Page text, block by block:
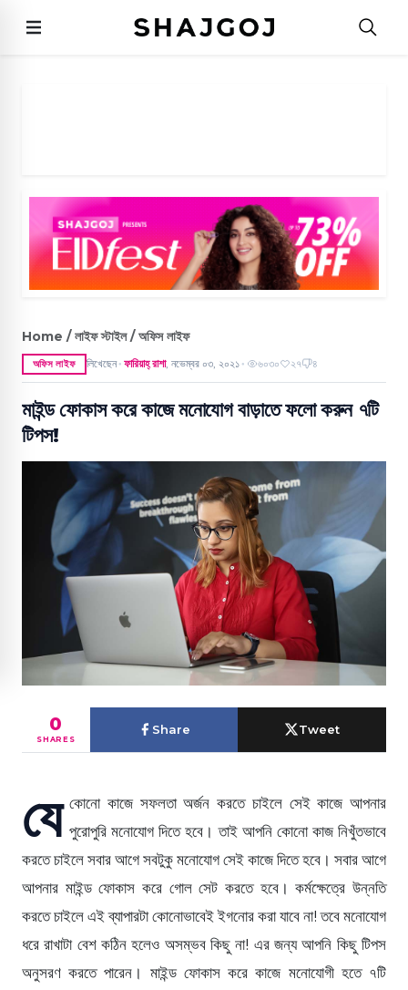
Home / লাইফ স্টাইল / অফিস লাইফ
অফিস লাইফ লিখেছেন ● ফারিয়াহ্ রাশা, নভেম্বর ০৩, ২০২১ ● ৬০৩০ ২৭ ৪
মাইন্ড ফোকাস করে কাজে মনোযোগ বাড়াতে ফলো করুন ৭টি
টিপস!
0
SHARES
Share Tweet
যে কোনো কাজে সফলতা অর্জন করতে চাইলে সেই কাজে আপনার
পুরোপুরি মনোযোগ দিতে হবে। তাই আপনি কোনো কাজ নিখুঁতভাবে
করতে চাইলে সবার আগে সবটুকু মনোযোগ সেই কাজে দিতে হবে। সবার আগে
আপনার মাইন্ড ফোকাস করে গোল সেট করতে হবে। কর্মক্ষেত্রে উন্নতি
করতে চাইলে এই ব্যাপারটা কোনোভাবেই ইগনোর করা যাবে না! তবে মনোযোগ
ধরে রাখাটা বেশ কঠিন হলেও অসম্ভব কিছু না! এর জন্য আপনি কিছু টিপস
অনুসরণ করতে পারেন। মাইন্ড ফোকাস করে কাজে মনোযোগী হতে ৭টি